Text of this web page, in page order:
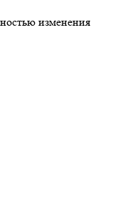
изменения